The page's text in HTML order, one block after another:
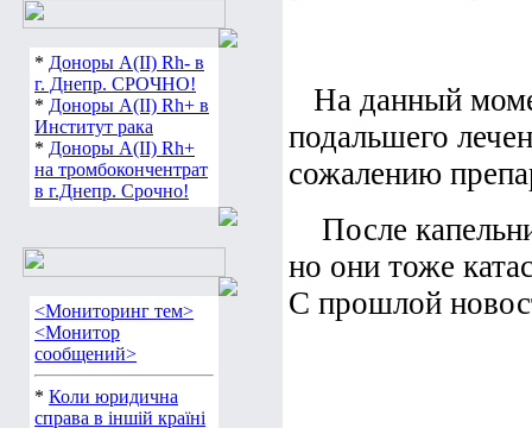
* Доноры А(ІІ) Rh- в
г. Днепр. СРОЧНО!
* Доноры А(ІІ) Rh+ в
Институт рака
* Доноры А(ІІ) Rh+
на тромбокончентрат
в г.Днепр. Срочно!
<Мониторинг тем>
<Монитор
сообщений>
* Коли юридична
справа в іншій країні
На данный
подальшего
сожалению
После
но они тоже
С прошлой